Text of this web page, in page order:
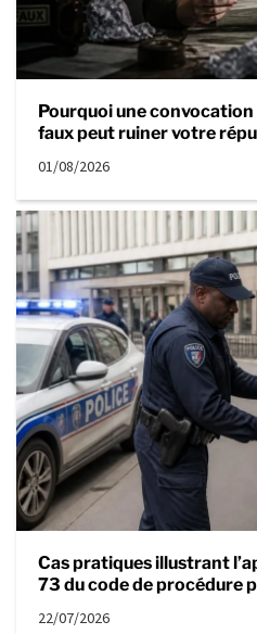
Pourquoi une
faux peut ruiner votre
01/08/2026
Cas pratiques illustrant
73 du code de procédure
22/07/2026